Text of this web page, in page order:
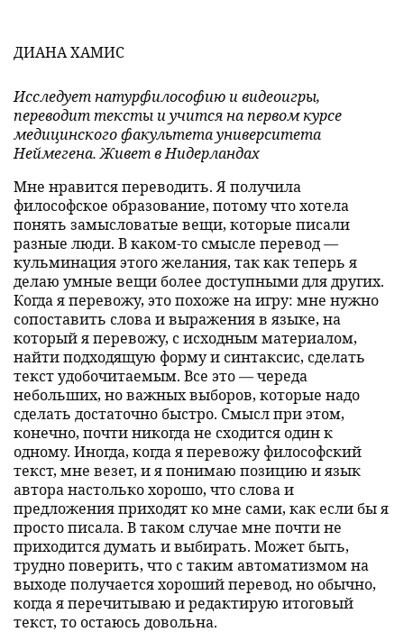
ДИАНА ХАМИС
Исследует натурфилософию и видеоигры,
переводит тексты и учится на первом курсе
медицинского факультета университета
Неймегена. Живет в Нидерландах
Мне нравится переводить. Я получила
философское образование, потому что хотела
понять замысловатые вещи, которые писали
разные люди. В каком-то смысле перевод —
кульминация этого желания, так как теперь я
делаю умные вещи более доступными для других.
Когда я перевожу, это похоже на игру: мне нужно
сопоставить слова и выражения в языке, на
который я перевожу, с исходным материалом,
найти подходящую форму и синтаксис, сделать
текст удобочитаемым. Все это — череда
небольших, но важных выборов, которые надо
сделать достаточно быстро. Смысл при этом,
конечно, почти никогда не сходится один к
одному. Иногда, когда я перевожу философский
текст, мне везет, и я понимаю позицию и язык
автора настолько хорошо, что слова и
предложения приходят ко мне сами, как если бы я
просто писала. В таком случае мне почти не
приходится думать и выбирать. Может быть,
трудно поверить, что с таким автоматизмом на
выходе получается хороший перевод, но обычно,
когда я перечитываю и редактирую итоговый
текст, то остаюсь довольна.